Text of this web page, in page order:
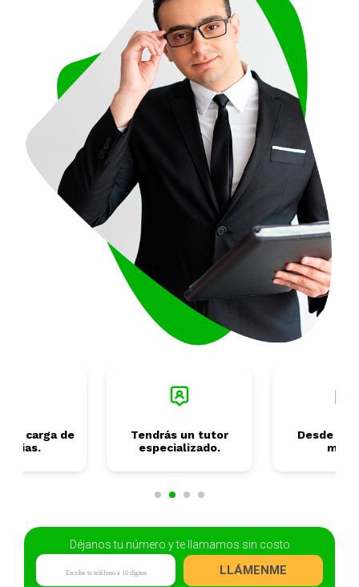
tu carga de
Tendrás un tutor
especializado.
Desde 2
Déjanos tu número y te llamamos sin costo
LLÁMENME
Campo Laboral